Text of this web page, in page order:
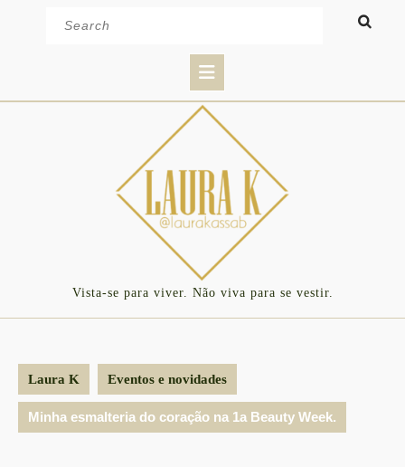
Button
Vista-se para viver. Não viva para se vestir.
Laura K Eventos e novidades
Minha esmalteria do coração na 1a Beauty Week.